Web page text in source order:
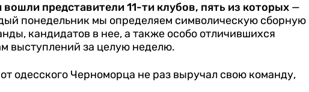
представители 11-ти клубов, пять из которых —
понедельник мы определяем символическую сборную
кандидатов в нее, а также особо отличившихся
выступлений за целую неделю.
одесского Черноморца не раз выручал свою команду,